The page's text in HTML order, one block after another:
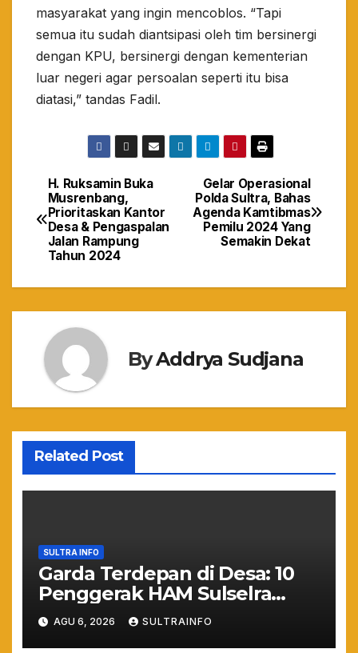
masyarakat yang ingin mencoblos. “Tapi
semua itu sudah diantsipasi oleh tim bersinergi
dengan KPU, bersinergi dengan kementerian
luar negeri agar persoalan seperti itu bisa
diatasi,” tandas Fadil.
Navigasi
pos
Gelar Operasional
Polda Sultra, Bahas
Agenda Kamtibmas
Pemilu 2024 Yang
Semakin Dekat
H. Ruksamin Buka
Musrenbang,
Prioritaskan Kantor
Desa & Pengaspalan
Jalan Rampung
Tahun 2024
ByAddrya Sudjana
Related Post
SULTRA INFO
Garda Terdepan di Desa: 10
Penggerak HAM Sulselra
Resmi Bertugas Mengawal
Asta Cita Prabowo
AGU 6, 2026 SULTRAINFO